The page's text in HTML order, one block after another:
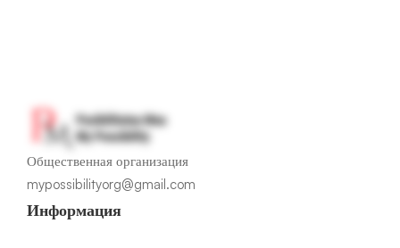
Общественная организация
mypossibilityorg@gmail.com
Информация